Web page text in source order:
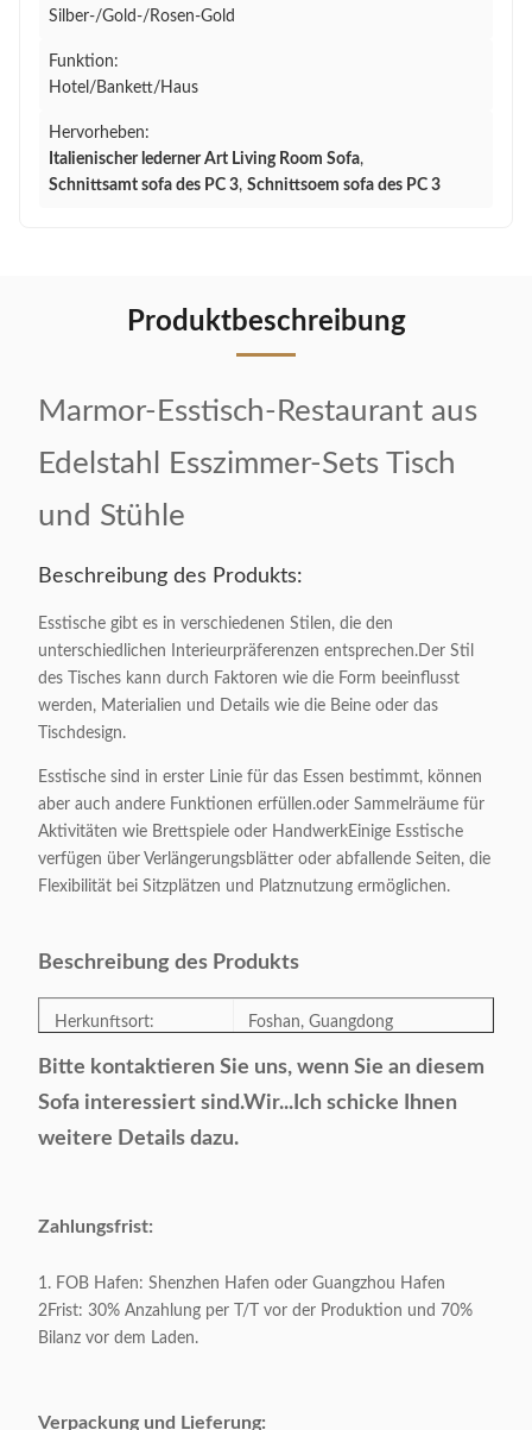
Silber-/Gold-/Rosen-Gold
Funktion:
Hotel/Bankett/Haus
Hervorheben:
Italienischer lederner Art Living Room Sofa,
Schnittsamt sofa des PC 3, Schnittsoem sofa des PC 3
Produktbeschreibung
Marmor-Esstisch-Restaurant aus
Edelstahl Esszimmer-Sets Tisch
und Stühle
Beschreibung des Produkts:
Esstische gibt es in verschiedenen Stilen, die den
unterschiedlichen Interieurpräferenzen entsprechen.Der Stil
des Tisches kann durch Faktoren wie die Form beeinflusst
werden, Materialien und Details wie die Beine oder das
Tischdesign.
Esstische sind in erster Linie für das Essen bestimmt, können
aber auch andere Funktionen erfüllen.oder Sammelräume für
Aktivitäten wie Brettspiele oder HandwerkEinige Esstische
verfügen über Verlängerungsblätter oder abfallende Seiten, die
Flexibilität bei Sitzplätzen und Platznutzung ermöglichen.
Beschreibung des Produkts
Herkunftsort: Foshan, Guangdong
Farbe: Zusätzlich
Produktgröße:
T/T bevorzugt
Bitte kontaktieren Sie uns, wenn Sie an diesem
Sofa interessiert sind.Wir... Ich schicke Ihnen
weitere Details dazu.
Zahlungsfrist:
1. FOB Hafen: Shenzhen Hafen oder Guangzhou Hafen
2Frist: 30% Anzahlung per T/T vor der Produktion und 70%
Bilanz vor dem Laden.
Verpackung und Lieferung: